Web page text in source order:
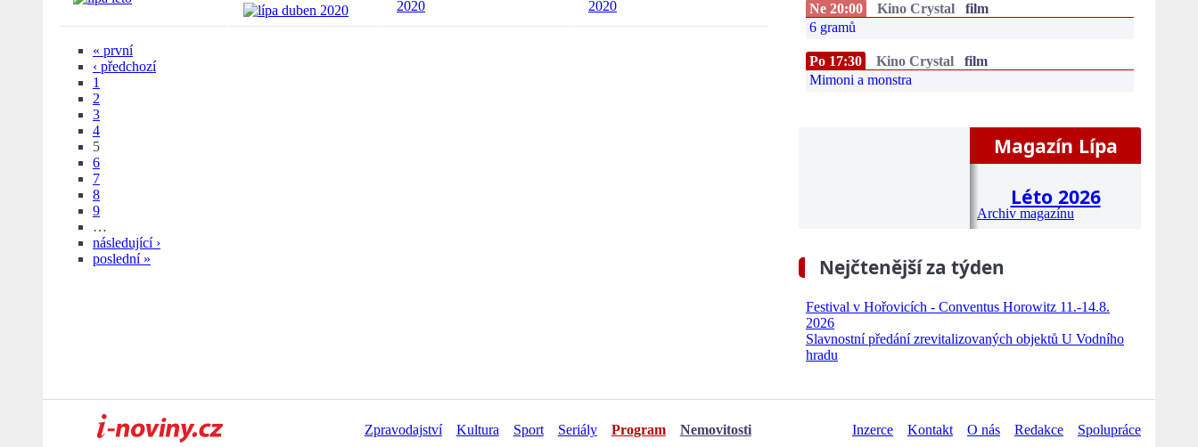
« první
‹ předchozí
1
2
3
4
5
6
7
8
9
…
následující ›
poslední »
Ne 20:00 Kino Crystal
film
6 gramů
Po 17:30 Kino Crystal
film
Mimoni a monstra
Magazín Lípa
Léto 2026
Archiv magazínu
Nejčtenější za týden
Festival v Hořovicích - Conventus Horowitz 11.-14.8.
2026
Slavnostní předání zrevitalizovaných objektů U Vodního
hradu
Zpravodajství Kultura Sport Seriály Program Nemovitosti Inzerce Kontakt O nás Redakce Spolupráce